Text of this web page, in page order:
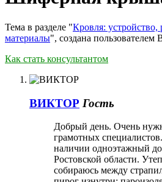
Тема в разделе "Кровля: устройство,
материалы", создана пользователем
Как стать консультантом
ВИКТОР Гость
Добрый день. Очень
грамотных
наличии одноэтажный
Ростовской области.
собираюсь между